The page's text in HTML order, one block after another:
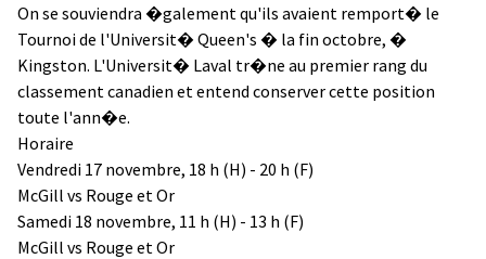
On se souviendra �galement qu'ils avaient remport� le
Tournoi de l'Universit� Queen's � la fin octobre, �
Kingston. L'Universit� Laval tr�ne au premier rang du
classement canadien et entend conserver cette position
toute l'ann�e.
Horaire
Vendredi 17 novembre, 18 h (H) - 20 h (F)
McGill vs Rouge et Or
Samedi 18 novembre, 11 h (H) - 13 h (F)
McGill vs Rouge et Or